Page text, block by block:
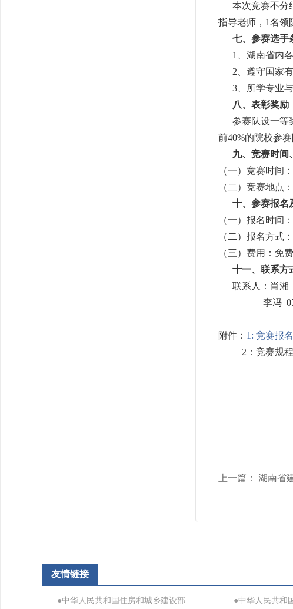
本次竞赛不分
指导老师，1名领
七、参赛选手
1、湖南省内各
2、遵守国家有
3、所学专业与
八、表彰奖励
参赛队设一等奖
前40%的院校参
九、竞赛时间
（一）竞赛时间
（二）竞赛地点
十、参赛报名
（一）报名时间
（二）报名方式
（三）费用：免
十一、联系方
联系人：肖湘
李冯 0731-
附件： 1: 竞赛报
2：竞赛规程
上一篇： 湖南省
友情链接
●中华人民共和国住房和城乡建设部 ●中华人民共和